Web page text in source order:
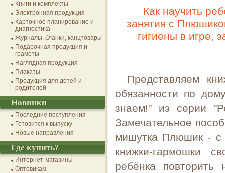
Как научить
занятия с
гигиены в игре,
Представляем
обязанности по
знаем!" из серии
Замечательное
мишутка Плюшик - с
книжки-гармошки
ребёнка повторить
Книги и комплекты
Электронная продукция
Карточное планирование и
диагностика
Журналы, бланки, канцтовары
Подарочная продукция и
грамоты
Наглядная продукция
Плакаты
Продукция для детей и
родителей
Новинки
Последние поступления
Готовится к выпуску
Новые направления
Где купить?
Интернет-магазины
Оптовикам